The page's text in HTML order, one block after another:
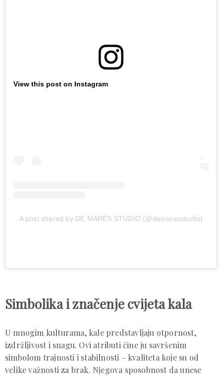
View this post on Instagram
A post shared by DE MARÉS STUDIO (@demaresstudio)
Simbolika i značenje cvijeta kala
U mnogim kulturama, kale predstavljaju otpornost,
izdržljivost i snagu. Ovi atributi čine ju savršenim
simbolom trajnosti i stabilnosti – kvaliteta koje su od
velike važnosti za brak. Njegova sposobnost da unese